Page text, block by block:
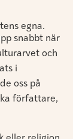
egna.
snabbt när
och
i
oss på
författare,